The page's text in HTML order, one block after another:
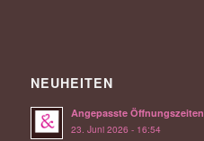
NEUHEITEN
Angepasste Öffnungszeiten
23. Juni 2026 - 16:54